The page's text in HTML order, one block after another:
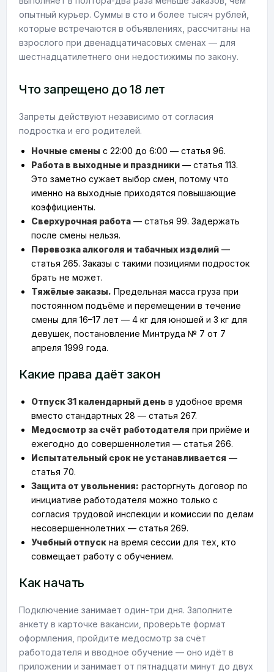
опытный курьер. Суммы в сто и более тысяч рублей,
которые встречаются в объявлениях, рассчитаны на
взрослого при двенадцатичасовых сменах — для
шестнадцатилетнего они недостижимы по закону.
Что запрещено до 18 лет
Запреты действуют независимо от согласия
подростка и его родителей.
Ночные смены с 22:00 до 6:00 — статья 96.
Работа в выходные и праздники — статья 113.
Это заметно сужает выбор смен, потому что
именно на выходные приходятся повышающие
коэффициенты.
Сверхурочная работа — статья 99. Задержать
после смены нельзя.
Перевозка алкоголя и табачных изделий —
статья 265. Заказы с такими позициями подросток
брать не может.
Тяжёлые заказы. Предельная масса груза при
постоянном подъёме и перемещении в течение
смены для 16–17 лет — 4 кг для юношей и 3 кг для
девушек, постановление Минтруда № 7 от 7
апреля 1999 года.
Какие права даёт закон
Отпуск 31 календарный день в удобное время
вместо стандартных 28 — статья 267.
Медосмотр за счёт работодателя при приёме и
ежегодно до совершеннолетия — статья 266.
Испытательный срок не устанавливается —
статья 70.
Защита от увольнения: расторгнуть договор по
инициативе работодателя можно только с
согласия трудовой инспекции и комиссии по делам
несовершеннолетних — статья 269.
Учебный отпуск на время сессии для тех, кто
совмещает работу с обучением.
Как начать
Подключение занимает один-три дня. Заполните
анкету в карточке вакансии, проверьте формат
оформления, пройдите медосмотр за счёт
работодателя и вводное обучение — оно идёт в
приложении и занимает от пятнадцати минут до двух